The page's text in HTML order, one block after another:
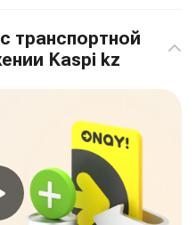
транспортной
Kaspi kz